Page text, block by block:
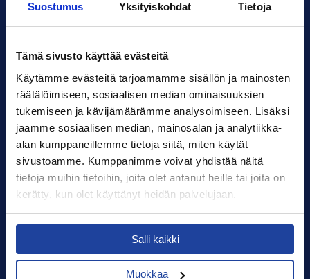
Suostumus Yksityiskohdat Tietoja
Tämä sivusto käyttää evästeitä
Käytämme evästeitä tarjoamamme sisällön ja mainosten
räätälöimiseen, sosiaalisen median ominaisuuksien
tukemiseen ja kävijämäärämme analysoimiseen. Lisäksi
jaamme sosiaalisen median, mainosalan ja analytiikka-
alan kumppaneillemme tietoja siitä, miten käytät
sivustoamme. Kumppanimme voivat yhdistää näitä
tietoja muihin tietoihin, joita olet antanut heille tai joita on
kerätty, kun olet käyttänyt heidän palvelujaan.
Salli kaikki
Muokkaa
Select your country to see content relevant to
you and your business.
Xledger Suomi
Hiilikatu 3, 00180,Helsinki
Finland
myynti@xledger.fi
+358 400 899 798
Kirjaudu
Yhteystiedot
Tilaa uutiskirje
Tietosuoja